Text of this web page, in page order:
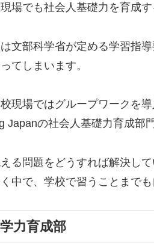
場でも社会人基礎力を育成
文部科学省が定める学習指
てしまいます。
現場ではグループワークを
Japanの社会人基礎力育成部
る問題をどうすれば解決し
中で、学校で習うことまで
力育成部